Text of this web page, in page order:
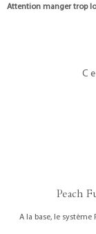
Attention manger trop
Peach
A la base, le